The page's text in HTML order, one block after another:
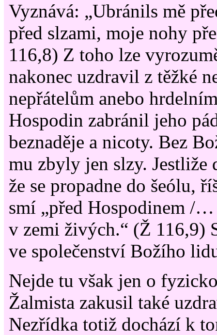
Vyznává: „Ubránils mě
před slzami, moje nohy
116,8) Z toho lze
nakonec uzdravil z těžké
nepřátelům anebo
Hospodin zabránil jeho
beznaděje a nicoty. Bez
mu zbyly jen slzy.
že se propadne do šeólu,
smí „před Hospodinem /
v zemi živých.“ (Ž 116,9)
ve společenství Božího
Nejde tu však jen o
Žalmista zakusil také
Nezřídka totiž dochází k